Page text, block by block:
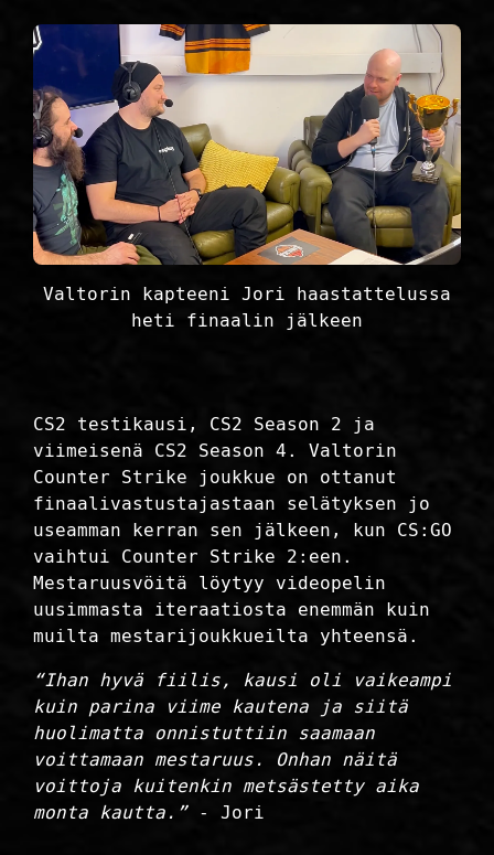
Valtorin kapteeni Jori haastattelussa
heti finaalin jälkeen
CS2 testikausi, CS2 Season 2 ja
viimeisenä CS2 Season 4. Valtorin
Counter Strike joukkue on ottanut
finaalivastustajastaan selätyksen jo
useamman kerran sen jälkeen, kun CS:GO
vaihtui Counter Strike 2:een.
Mestaruusvöitä löytyy videopelin
uusimmasta iteraatiosta enemmän kuin
muilta mestarijoukkueilta yhteensä.
“Ihan hyvä fiilis, kausi oli vaikeampi
kuin parina viime kautena ja siitä
huolimatta onnistuttiin saamaan
voittamaan mestaruus. Onhan näitä
voittoja kuitenkin metsästetty aika
monta kautta.”- Jori